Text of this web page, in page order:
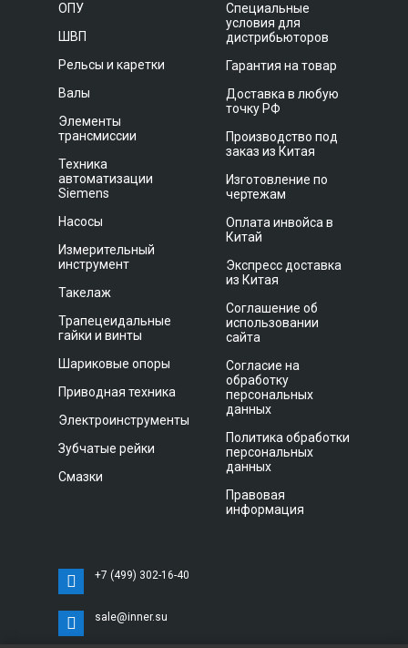
ОПУ
ШВП
Рельсы и каретки
Валы
Элементы
трансмиссии
Техника
автоматизации
Siemens
Насосы
Измерительный
инструмент
Такелаж
Трапецеидальные
гайки и винты
Шариковые опоры
Приводная техника
Электроинструменты
Зубчатые рейки
Смазки
Специальные
условия для
дистрибьюторов
Гарантия на товар
Доставка в любую
точку РФ
Производство под
заказ из Китая
Изготовление по
чертежам
Оплата инвойса в
Китай
Экспресс доставка
из Китая
Соглашение об
использовании
сайта
Согласие на
обработку
персональных
данных
Политика обработки
персональных
данных
Правовая
информация
+7 (499) 302-16-40
sale@inner.su